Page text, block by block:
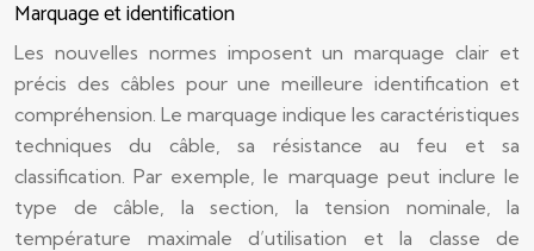
Marquage et identification
Les nouvelles normes imposent un marquage clair et
précis des câbles pour une meilleure identification et
compréhension. Le marquage indique les caractéristiques
techniques du câble, sa résistance au feu et sa
classification. Par exemple, le marquage peut inclure le
type de câble, la section, la tension nominale, la
température maximale d’utilisation et la classe de